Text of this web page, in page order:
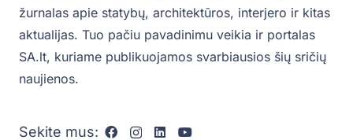
žurnalas apie statybų, architektūros, interjero ir kitas
aktualijas. Tuo pačiu pavadinimu veikia ir portalas
SA.lt, kuriame publikuojamos svarbiausios šių sričių
naujienos.
Sekite mus: